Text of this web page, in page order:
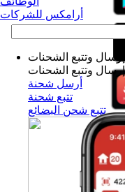
أرامكس للشركات
إرسال وتتبع الشحنات
إرسال وتتبع الشحنات
أرسل شحنة
تتبع شحنة
تتبع شحن البضائع